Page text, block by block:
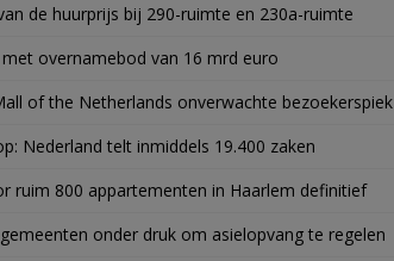
de huurprijs bij 290-ruimte en 230a-ruimte
overnamebod van 16 mrd euro
of the Netherlands onverwachte bezoekerspiek
Nederland telt inmiddels 19.400 zaken
ruim 800 appartementen in Haarlem definitief
onder druk om asielopvang te regelen